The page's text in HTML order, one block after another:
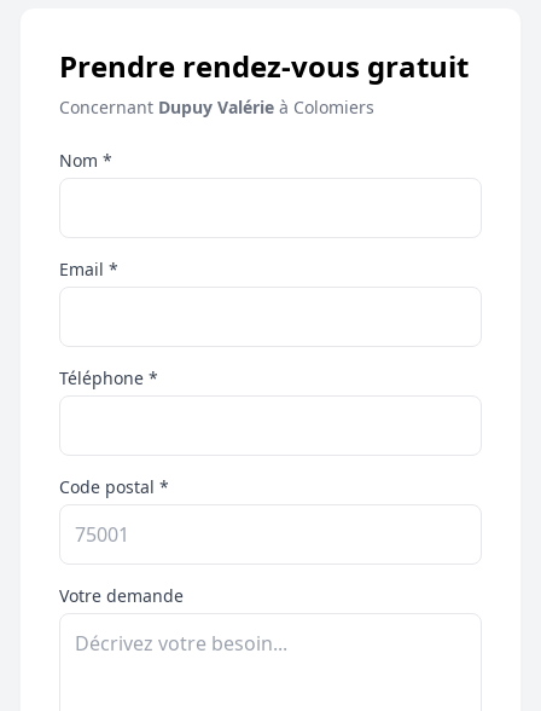
Prendre rendez-vous gratuit
Concernant Dupuy Valérie à Colomiers
Nom *
Email *
Téléphone *
Code postal *
Votre demande